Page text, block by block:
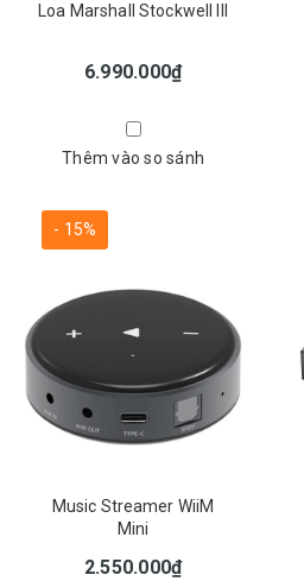
Loa Marshall Stockwell III
6.990.000₫
Thêm vào so sánh
- 15%
Music Streamer WiiM
Mini
2.550.000₫